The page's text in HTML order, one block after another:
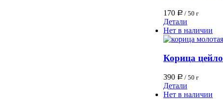
170 Р / 50 г
Детали
Нет в наличии
Корица
390 Р / 50 г
Детали
Нет в наличии